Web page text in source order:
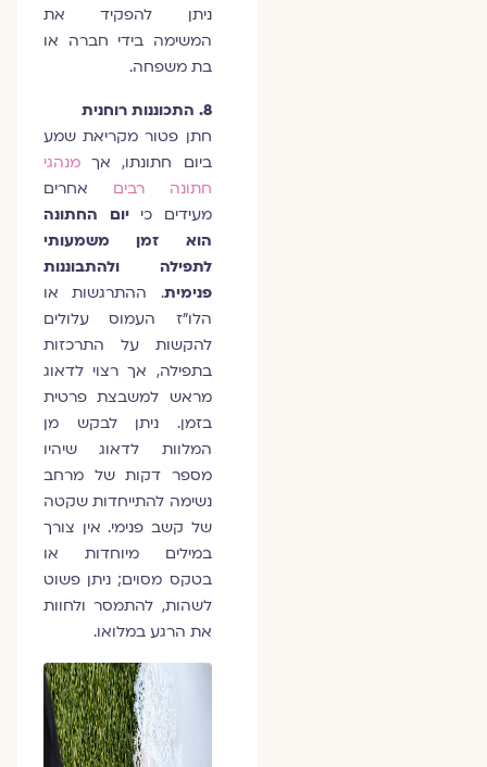
ניתן להפקיד את
המשימה בידי חברה או
בת משפחה.
חתן פטור מקריאת שמע
ביום חתונתו, אךמנהגי
חתונה רבים
אחרים
מעידים כי יום החתונה
הוא זמן משמעותי
לתפילה ולהתבוננות
פנימית. ההתרגשות או
הלו"ז העמוס עלולים
להקשות על התרכזות
בתפילה, אך רצוי לדאוג
מראש למשבצת פרטית
בזמן. ניתן לבקש מן
המלוות לדאוג שיהיו
מספר דקות של מרחב
נשימה להתייחדות שקטה
של קשב פנימי. אין צורך
במילים מיוחדות או
בטקס מסוים; ניתן פשוט
לשהות, להתמסר ולחוות
את הרגע במלואו.